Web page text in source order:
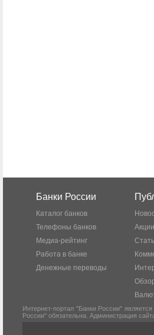
Банки России
Каталог банков
Телефоны банков
Медиа-рейтинг
Работа в банке
Денежные переводы
Интернет-портал "Банки России"
России" обязательна. Администрация